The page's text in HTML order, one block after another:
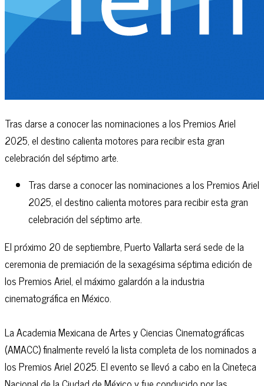
Tras darse a conocer las nominaciones a los Premios Ariel
2025, el destino calienta motores para recibir esta gran
celebración del séptimo arte.
Tras darse a conocer las nominaciones a los Premios Ariel
2025, el destino calienta motores para recibir esta gran
celebración del séptimo arte.
El próximo 20 de septiembre, Puerto Vallarta será sede de la
ceremonia de premiación de la sexagésima séptima edición de
los Premios Ariel, el máximo galardón a la industria
cinematográfica en México.
La Academia Mexicana de Artes y Ciencias Cinematográficas
(AMACC) finalmente reveló la lista completa de los nominados a
los Premios Ariel 2025. El evento se llevó a cabo en la Cineteca